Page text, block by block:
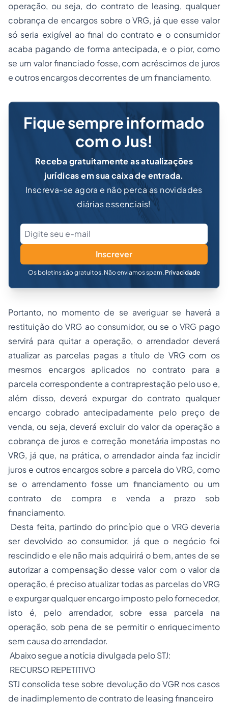
operação, ou seja, do contrato de leasing, qualquer
cobrança de encargos sobre o VRG, já que esse valor
só seria exigível ao final do contrato e o consumidor
acaba pagando de forma antecipada, e o pior, como
se um valor financiado fosse, com acréscimos de juros
e outros encargos decorrentes de um financiamento.
Fique sempre informado
com o Jus!
Receba gratuitamente as atualizações
jurídicas em sua caixa de entrada.
Inscreva-se agora e não perca as novidades
diárias essenciais!
Inscrever
Os boletins são gratuitos. Não enviamos spam. Privacidade
Portanto, no momento de se averiguar se haverá a
restituição do VRG ao consumidor, ou se o VRG pago
servirá para quitar a operação, o arrendador deverá
atualizar as parcelas pagas a título de VRG com os
mesmos encargos aplicados no contrato para a
parcela correspondente a contraprestação pelo uso e,
além disso, deverá expurgar do contrato qualquer
encargo cobrado antecipadamente pelo preço de
venda, ou seja, deverá excluir do valor da operação a
cobrança de juros e correção monetária impostas no
VRG, já que, na prática, o arrendador ainda faz incidir
juros e outros encargos sobre a parcela do VRG, como
se o arrendamento fosse um financiamento ou um
contrato de compra e venda a prazo sob
financiamento.
Desta feita, partindo do princípio que o VRG deveria
ser devolvido ao consumidor, já que o negócio foi
rescindido e ele não mais adquirirá o bem, antes de se
autorizar a compensação desse valor com o valor da
operação, é preciso atualizar todas as parcelas do VRG
e expurgar qualquer encargo imposto pelo fornecedor,
isto é, pelo arrendador, sobre essa parcela na
operação, sob pena de se permitir o enriquecimento
sem causa do arrendador.
Abaixo segue a notícia divulgada pelo STJ:
RECURSO REPETITIVO
STJ consolida tese sobre devolução do VGR nos casos
de inadimplemento de contrato de leasing financeiro